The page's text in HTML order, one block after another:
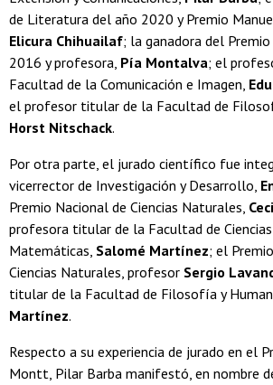
de Literatura del año 2020 y Premio
Elicura Chihuailaf; la ganadora del
2016 y profesora, Pía Montalva; el
Facultad de la Comunicación e Imagen,
el profesor titular de la Facultad de
Horst Nitschack.
Por otra parte, el jurado científico fue
vicerrector de Investigación y Desarrollo,
Premio Nacional de Ciencias Naturales,
profesora titular de la Facultad de
Matemáticas, Salomé Martínez; el
Ciencias Naturales, profesor Sergio
titular de la Facultad de Filosofía y
Martínez.
Respecto a su experiencia de jurado en el
Montt, Pilar Barba manifestó, en nombre